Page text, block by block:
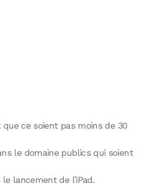
que ce soient pas moins de 30
le domaine publics qui soient
lancement de l’iPad.